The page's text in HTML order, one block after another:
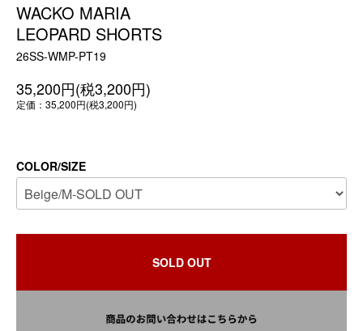
WACKO MARIA
LEOPARD SHORTS
26SS-WMP-PT19
35,200円(税3,200円)
定価：35,200円(税3,200円)
COLOR/SIZE
SOLD OUT